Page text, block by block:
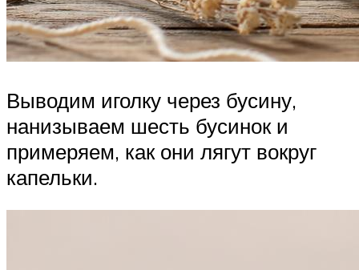
Выводим иголку через бусину,
нанизываем шесть бусинок и
примеряем, как они лягут вокруг
капельки.